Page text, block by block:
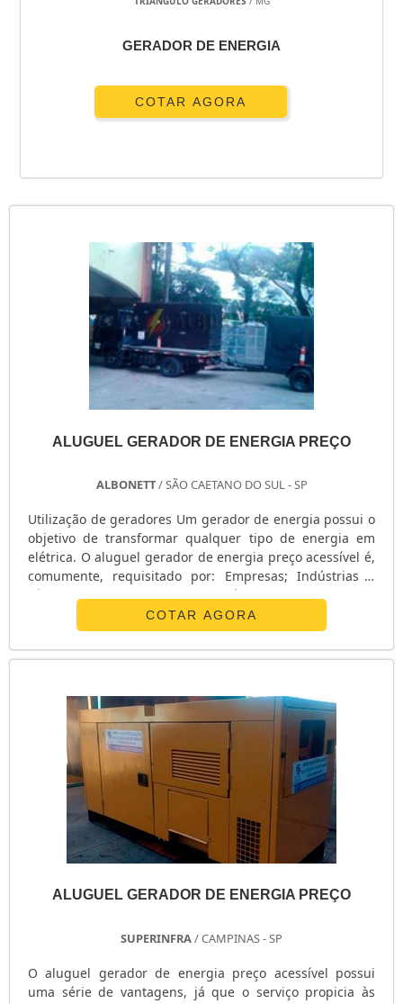
GERADOR DE ENERGIA
COTAR AGORA
ALUGUEL GERADOR DE ENERGIA PREÇO
ALBONETT/ SÃO CAETANO DO SUL - SP
Utilização de geradores Um gerador de energia possui o
objetivo de transformar qualquer tipo de energia em
elétrica. O aluguel gerador de energia preço acessível é,
comumente, requisitado por: Empresas; Indústrias e
Fábricas; Hospitais e Centros Médicos; Restaurantes e
Bares; Edifícios Comerciais; Entre outros locais.
Normalmente, os lugares que buscam pelo aluguel
gerador de energia têm a intenção de evitar sofrer
COTAR AGORA
ALUGUEL GERADOR DE ENERGIA PREÇO
SUPERINFRA/ CAMPINAS - SP
O aluguel gerador de energia preço acessível possui
uma série de vantagens, já que o serviço propicia às